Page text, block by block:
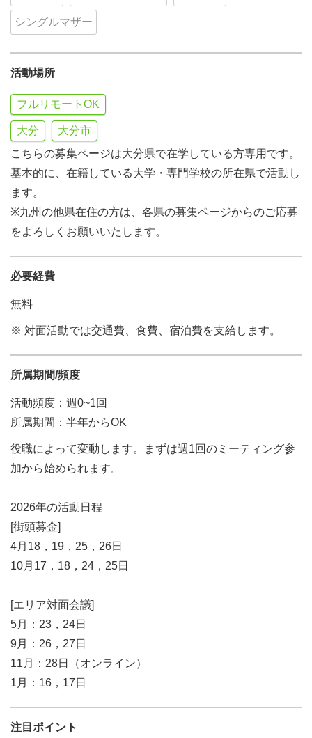
シングルマザー
活動場所
フルリモートOK
大分
大分市
こちらの募集ページは大分県で在学している方専用です。
基本的に、在籍している大学・専門学校の所在県で活動し
ます。
※九州の他県在住の方は、各県の募集ページからのご応募
をよろしくお願いいたします。
必要経費
無料
※ 対面活動では交通費、食費、宿泊費を支給します。
所属期間/頻度
活動頻度：週0~1回
所属期間：半年からOK
役職によって変動します。まずは週1回のミーティング参
加から始められます。
2026年の活動日程
[街頭募金]
4月18，19，25，26日
10月17，18，24，25日
[エリア対面会議]
5月：23，24日
9月：26，27日
11月：28日（オンライン）
1月：16，17日
注目ポイント